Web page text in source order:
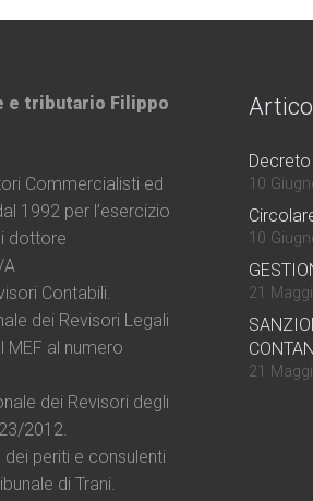
e tributario Filippo
Commercialisti ed
1992 per l’esercizio
dottore
A
Contabili.
dei Revisori Legali
MEF al numero
dei Revisori degli
2012.
dei periti e consulenti
di Trani.
10
10
21
21